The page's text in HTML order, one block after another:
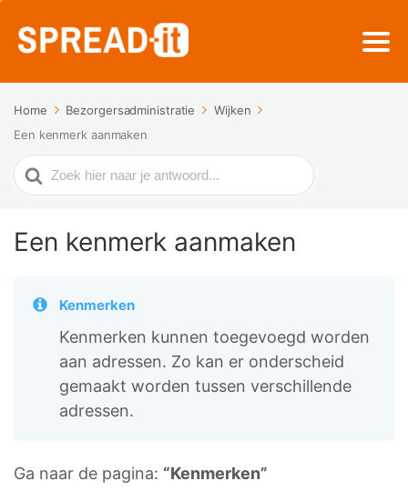
Home Bezorgersadministratie
Wijken
Een kenmerk aanmaken
Zoek
naar
Een kenmerk aanmaken
Kenmerken
Kenmerken kunnen toegevoegd worden
aan adressen. Zo kan er onderscheid
gemaakt worden tussen verschillende
adressen.
Ga naar de pagina: “Kenmerken”